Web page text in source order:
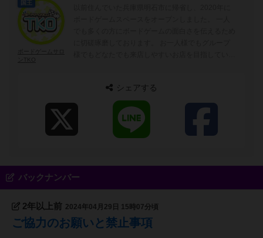
国王
シェアする
バックナンバー
2年以上前 2024年04月29日 15時07分頃
ご協力のお願いと禁止事項